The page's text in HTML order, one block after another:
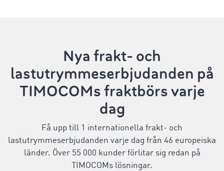
Nya frakt- och
lastutrymmeserbjudanden på
TIMOCOMs fraktbörs varje
dag
Få upp till 1 internationella frakt- och
lastutrymmeserbjudanden varje dag från 46 europeiska
länder. Över 55 000 kunder förlitar sig redan på
TIMOCOMs lösningar.